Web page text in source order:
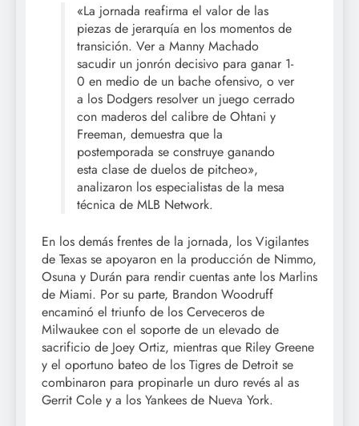
«La jornada reafirma el valor de las
piezas de jerarquía en los momentos de
transición. Ver a Manny Machado
sacudir un jonrón decisivo para ganar 1-
0 en medio de un bache ofensivo, o ver
a los Dodgers resolver un juego cerrado
con maderos del calibre de Ohtani y
Freeman, demuestra que la
postemporada se construye ganando
esta clase de duelos de pitcheo»,
analizaron los especialistas de la mesa
técnica de MLB Network.
En los demás frentes de la jornada, los Vigilantes
de Texas se apoyaron en la producción de Nimmo,
Osuna y Durán para rendir cuentas ante los Marlins
de Miami. Por su parte, Brandon Woodruff
encaminó el triunfo de los Cerveceros de
Milwaukee con el soporte de un elevado de
sacrificio de Joey Ortiz, mientras que Riley Greene
y el oportuno bateo de los Tigres de Detroit se
combinaron para propinarle un duro revés al as
Gerrit Cole y a los Yankees de Nueva York.